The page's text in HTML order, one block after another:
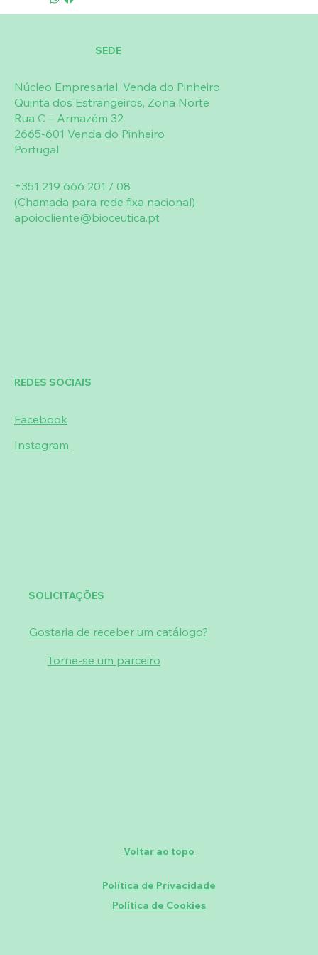
+351 219 666 201 / 08
(Chamada para rede fixa nacional)
apoiocliente@bioceutica.pt
Núcleo Empresarial, Venda do Pinheiro
Quinta dos Estrangeiros, Zona Norte
Rua C – Armazém 32
2665-601 Venda do Pinheiro
Portugal
SEDE
REDES SOCIAIS
Facebook
Instagram
SOLICITAÇÕES
Gostaria de receber um catálogo?
Torne-se um parceiro
Política de Privacidade
Voltar ao topo
Política de Cookies